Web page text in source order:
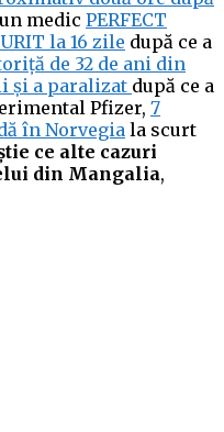
medic PERFECT
la 16 zile după ce a
de 32 de ani din
și a paralizat după ce a
Pfizer, 7
în Norvegia la scurt
ce alte cazuri
din Mangalia,